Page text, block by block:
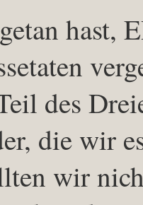
hast,
des
die wir
wir